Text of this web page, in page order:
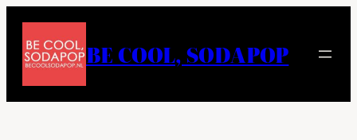
naar
inhoud
BE COOL, SODAPOP